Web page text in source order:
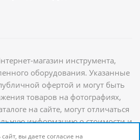
магазин инструмента,
оборудования. Указанные
офертой и могут быть
товаров на фотографиях,
на сайте, могут отличаться
информацию о стоимости и
можно получить у наших
вы даете согласие на